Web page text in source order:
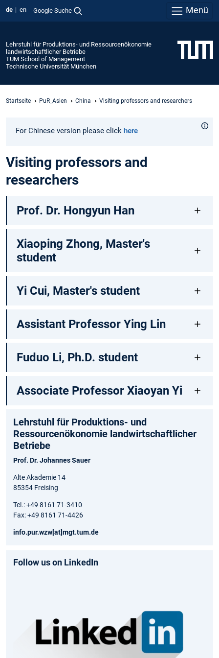
de en Google Suche Menü
Lehrstuhl für Produktions- und Ressourcenökonomie
landwirtschaftlicher Betriebe
TUM School of Management
Technische Universität München
Startseite PuR_Asien China Visiting professors and researchers
For Chinese version please click here
Visiting professors and
researchers
Prof. Dr. Hongyun Han
Xiaoping Zhong, Master's
student
Yi Cui, Master's student
Assistant Professor Ying Lin
Fuduo Li, Ph.D. student
Associate Professor Xiaoyan Yi
Lehrstuhl für Produktions- und
Ressourcenökonomie landwirtschaftlicher
Betriebe
Prof. Dr. Johannes Sauer
Alte Akademie 14
85354 Freising
Tel.: +49 8161 71-3410
Fax: +49 8161 71-4426
info.pur.wzw[at]mgt.tum.de
Follow us on LinkedIn